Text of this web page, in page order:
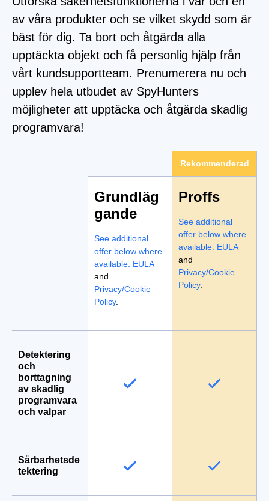
av våra produkter och se vilket skydd som är
bäst för dig. Ta bort och åtgärda alla
upptäckta objekt och få personlig hjälp från
vårt kundsupportteam. Prenumerera nu och
upplev hela utbudet av SpyHunters
möjligheter att upptäcka och åtgärda skadlig
programvara!
Rekommenderad
Grundläg
gande
See additional
offer below where
available. EULA
and
Privacy/Cookie
Policy.
Proffs
See additional
offer below where
available. EULA
and
Privacy/Cookie
Policy.
Detektering
och
borttagning
av skadlig
programvara
och valpar
Sårbarhetsde
tektering